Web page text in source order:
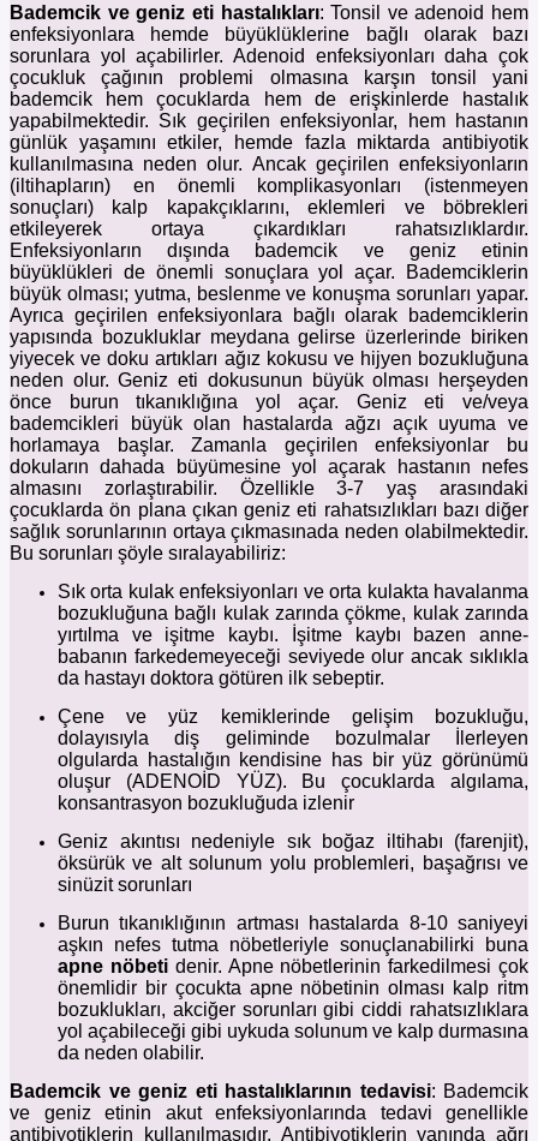
Bademcik ve geniz eti hastalıkları: Tonsil ve adenoid hem
enfeksiyonlara hemde büyüklüklerine bağlı olarak bazı
sorunlara yol açabilirler. Adenoid enfeksiyonları daha çok
çocukluk çağının problemi olmasına karşın tonsil yani
bademcik hem çocuklarda hem de erişkinlerde hastalık
yapabilmektedir. Sık geçirilen enfeksiyonlar, hem hastanın
günlük yaşamını etkiler, hemde fazla miktarda antibiyotik
kullanılmasına neden olur. Ancak geçirilen enfeksiyonların
(iltihapların) en önemli komplikasyonları (istenmeyen
sonuçları) kalp kapakçıklarını, eklemleri ve böbrekleri
etkileyerek ortaya çıkardıkları rahatsızlıklardır.
Enfeksiyonların dışında bademcik ve geniz etinin
büyüklükleri de önemli sonuçlara yol açar. Bademciklerin
büyük olması; yutma, beslenme ve konuşma sorunları yapar.
Ayrıca geçirilen enfeksiyonlara bağlı olarak bademciklerin
yapısında bozukluklar meydana gelirse üzerlerinde biriken
yiyecek ve doku artıkları ağız kokusu ve hijyen bozukluğuna
neden olur. Geniz eti dokusunun büyük olması herşeyden
önce burun tıkanıklığına yol açar. Geniz eti ve/veya
bademcikleri büyük olan hastalarda ağzı açık uyuma ve
horlamaya başlar. Zamanla geçirilen enfeksiyonlar bu
dokuların dahada büyümesine yol açarak hastanın nefes
almasını zorlaştırabilir. Özellikle 3-7 yaş arasındaki
çocuklarda ön plana çıkan geniz eti rahatsızlıkları bazı diğer
sağlık sorunlarının ortaya çıkmasınada neden olabilmektedir.
Bu sorunları şöyle sıralayabiliriz:
Sık orta kulak enfeksiyonları ve orta kulakta havalanma
bozukluğuna bağlı kulak zarında çökme, kulak zarında
yırtılma ve işitme kaybı. İşitme kaybı bazen anne-
babanın farkedemeyeceği seviyede olur ancak sıklıkla
da hastayı doktora götüren ilk sebeptir.
Çene ve yüz kemiklerinde gelişim bozukluğu,
dolayısıyla diş geliminde bozulmalar İlerleyen
olgularda hastalığın kendisine has bir yüz görünümü
oluşur (ADENOİD YÜZ). Bu çocuklarda algılama,
konsantrasyon bozukluğuda izlenir
Geniz akıntısı nedeniyle sık boğaz iltihabı (farenjit),
öksürük ve alt solunum yolu problemleri, başağrısı ve
sinüzit sorunları
Burun tıkanıklığının artması hastalarda 8-10 saniyeyi
aşkın nefes tutma nöbetleriyle sonuçlanabilirki buna
apne nöbetidenir. Apne nöbetlerinin farkedilmesi çok
önemlidir bir çocukta apne nöbetinin olması kalp ritm
bozuklukları, akciğer sorunları gibi ciddi rahatsızlıklara
yol açabileceği gibi uykuda solunum ve kalp durmasına
da neden olabilir.
Bademcik ve geniz eti hastalıklarının tedavisi: Bademcik
ve geniz etinin akut enfeksiyonlarında tedavi genellikle
antibiyotiklerin kullanılmasıdır. Antibiyotiklerin yanında ağrı